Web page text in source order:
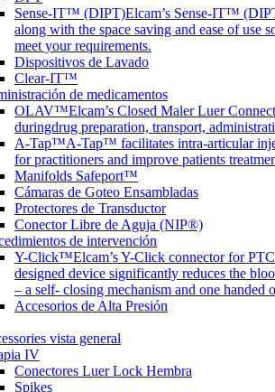
Sense-IT™ (DIPT)Elcam’s Sense-IT™
along with the space saving and ease of use
meet your requirements.
Dispositivos de Lavado
Clear-IT™
de medicamentos
OLAV™Elcam’s Closed Maler Luer
duringdrug preparation, transport,
A-Tap™A-Tap™ facilitates intra-articular
for practitioners and improve patients
Manifolds Safeport™
Cámaras de Goteo Ensambladas
Protectores de Transductor
Conector Libre de Aguja (NIP®)
de intervención
Y-Click™Elcam’s Y-Click connector for
designed device significantly reduces the
– a self- closing mechanism and one handed
Accesorios de Alta Presión
vista general
IV
Conectores Luer Lock Hembra
Spikes